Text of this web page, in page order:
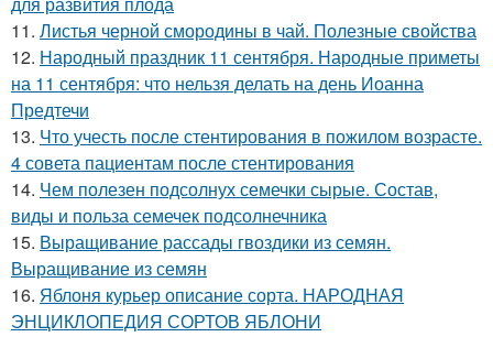
11. Листья черной смородины в чай. Полезные свойства
12. Народный праздник 11 сентября. Народные приметы
на 11 сентября: что нельзя делать на день Иоанна
Предтечи
13. Что учесть после стентирования в пожилом возрасте.
4 совета пациентам после стентирования
14. Чем полезен подсолнух семечки сырые. Состав,
виды и польза семечек подсолнечника
15. Выращивание рассады гвоздики из семян.
Выращивание из семян
16. Яблоня курьер описание сорта. НАРОДНАЯ
ЭНЦИКЛОПЕДИЯ СОРТОВ ЯБЛОНИ